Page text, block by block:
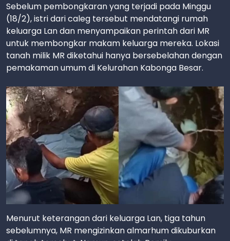
Sebelum pembongkaran yang terjadi pada Minggu
(18/2), istri dari caleg tersebut mendatangi rumah
keluarga Lan dan menyampaikan perintah dari MR
untuk membongkar makam keluarga mereka. Lokasi
tanah milik MR diketahui hanya bersebelahan dengan
pemakaman umum di Kelurahan Kabonga Besar.
Menurut keterangan dari keluarga Lan, tiga tahun
sebelumnya, MR mengizinkan almarhum dikuburkan